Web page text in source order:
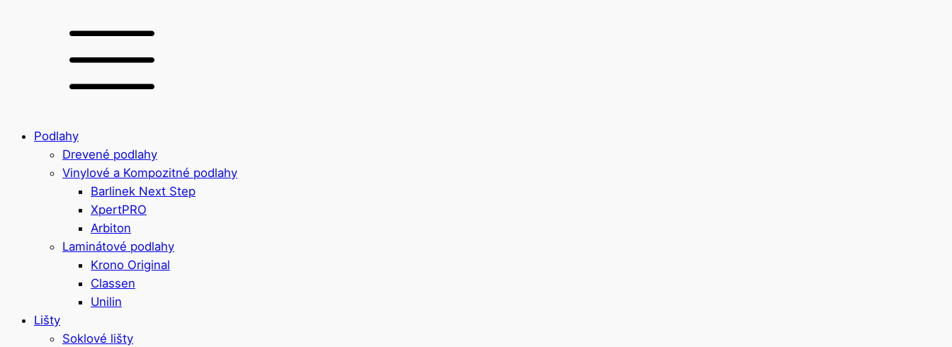
Podlahy
Drevené podlahy
Vinylové a Kompozitné podlahy
Barlinek Next Step
XpertPRO
Arbiton
Laminátové podlahy
Krono Original
Classen
Unilin
Lišty
Soklové lišty